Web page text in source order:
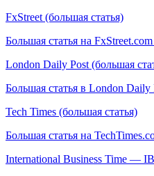
FxStreet (большая статья)
Большая статья на FxStreet.com
London Daily Post (большая
Большая статья в London Daily
Tech Times (большая статья)
Большая статья на
International Business Time —